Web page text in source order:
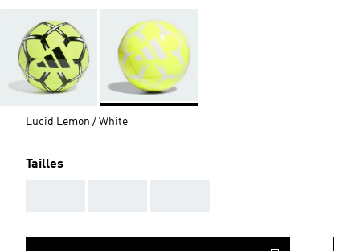
Lucid Lemon / White
Tailles